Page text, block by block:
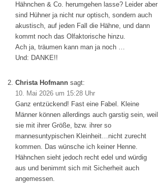
Hähnchen & Co. herumgehen lasse? Leider aber
sind Hühner ja nicht nur optisch, sondern auch
akustisch, auf jeden Fall die Hähne, und dann
kommt noch das Olfaktorische hinzu.
Ach ja, träumen kann man ja noch …
Und: DANKE!!
Christa Hofmann sagt:
10. Mai 2026 um 15:28 Uhr
Ganz entzückend! Fast eine Fabel. Kleine
Männer können allerdings auch garstig sein, weil
sie mit ihrer Größe, bzw. ihrer so
mannesuntypischen Kleinheit…nicht zurecht
kommen. Das wünsche ich keiner Henne.
Hähnchen sieht jedoch recht edel und würdig
aus und benimmt sich mit Sicherheit auch
angemessen.